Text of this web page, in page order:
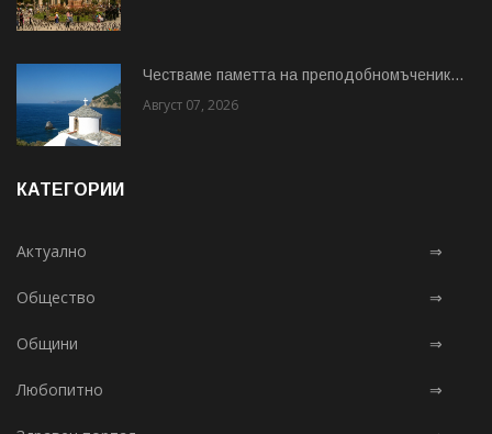
Честваме паметта на преподобномъченик...
Август 07, 2026
КАТЕГОРИИ
Актуално ⇒
Общество ⇒
Общини ⇒
Любопитно ⇒